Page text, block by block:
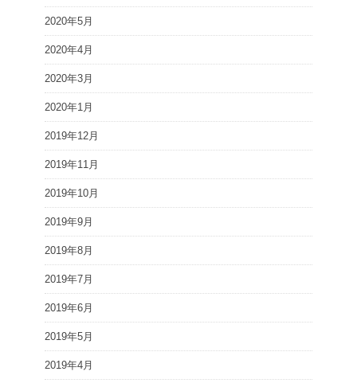
2020年5月
2020年4月
2020年3月
2020年1月
2019年12月
2019年11月
2019年10月
2019年9月
2019年8月
2019年7月
2019年6月
2019年5月
2019年4月